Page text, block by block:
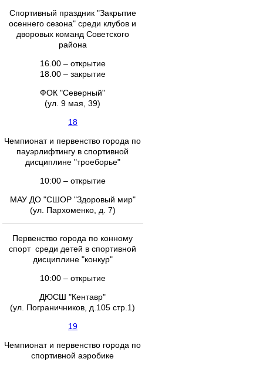
Спортивный праздник "Закрытие
осеннего сезона" среди клубов и
дворовых команд Советского
района
16.00 – открытие
18.00 – закрытие
ФОК "Северный"
(ул. 9 мая, 39)
18
Чемпионат и первенство города по
пауэрлифтингу в спортивной
дисциплине "троеборье"
10:00 – открытие
МАУ ДО "СШОР "Здоровый мир"
(ул. Пархоменко, д. 7)
Первенство города по конному
спорт среди детей в спортивной
дисциплине "конкур"
10:00 – открытие
ДЮСШ "Кентавр"
(ул. Пограничников, д.105 стр.1)
19
Чемпионат и первенство города по
спортивной аэробике